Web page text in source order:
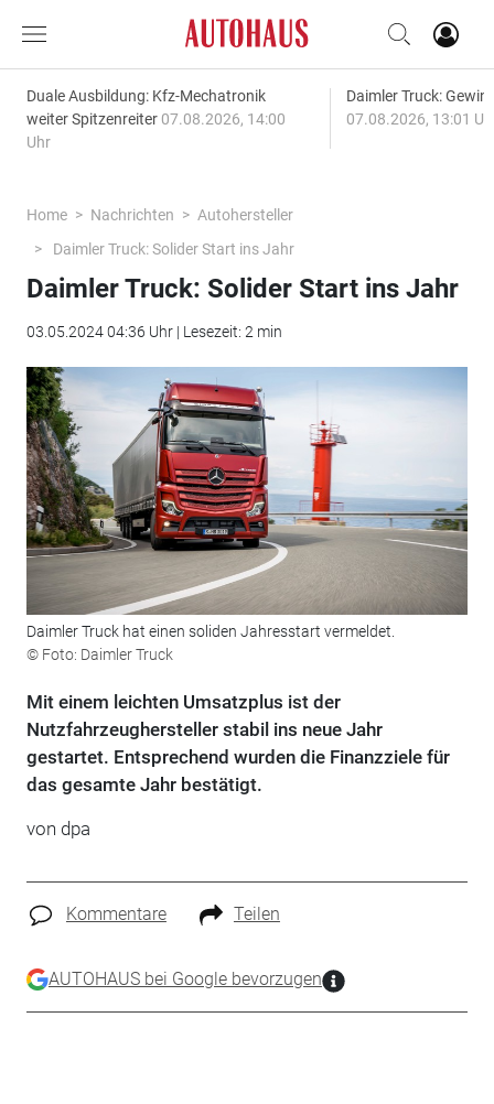
Duale Ausbildung: Kfz-Mechatronik
weiter Spitzenreiter 07.08.2026, 14:00
Uhr
Daimler Truck:
07.08.2026, 13:01
Home Nachrichten
Autohersteller
Daimler Truck: Solider Start ins Jahr
Daimler Truck: Solider Start ins Jahr
03.05.2024 04:36 Uhr | Lesezeit: 2 min
Daimler Truck hat einen soliden Jahresstart vermeldet.
© Foto: Daimler Truck
Mit einem leichten Umsatzplus ist der
Nutzfahrzeughersteller stabil ins neue Jahr
gestartet. Entsprechend wurden die Finanzziele für
das gesamte Jahr bestätigt.
von dpa
Kommentare Teilen
AUTOHAUS bei Google bevorzugen